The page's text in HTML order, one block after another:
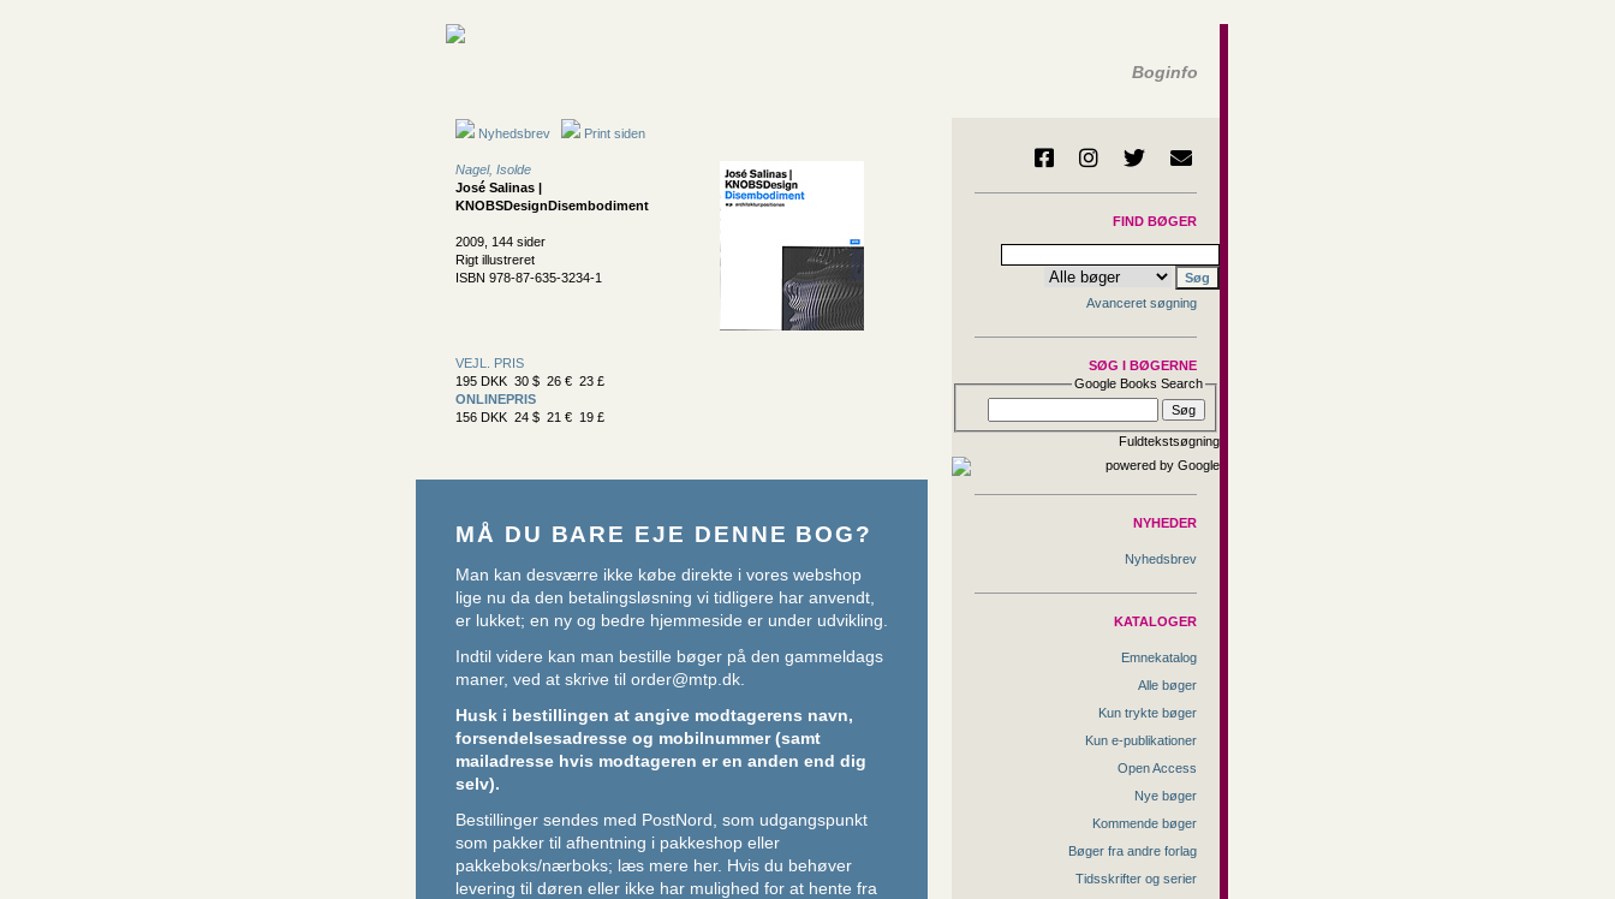
Boginfo
Nyhedsbrev Print siden
Nagel, Isolde
José Salinas |
KNOBSDesignDisembodiment
2009, 144 sider
Rigt illustreret
ISBN 978-87-635-3234-1
VEJL. PRIS
195 DKK 30 $ 26 € 23 £
ONLINEPRIS
156 DKK 24 $ 21 € 19 £
MÅ DU BARE EJE DENNE BOG?
Man kan desværre ikke købe direkte i vores webshop
lige nu da den betalingsløsning vi tidligere har anvendt,
er lukket; en ny og bedre hjemmeside er under udvikling.
Indtil videre kan man bestille bøger på den gammeldags
maner, ved at skrive til order@mtp.dk.
Husk i bestillingen at angive modtagerens navn,
forsendelsesadresse og mobilnummer (samt
mailadresse hvis modtageren er en anden end dig
selv).
Bestillinger sendes med PostNord, som udgangspunkt
som pakker til afhentning i pakkeshop eller
pakkeboks/nærboks; læs mere her. Hvis du behøver
levering til døren eller ikke har mulighed for at hente fra
FIND BØGER
Avanceret søgning
SØG I BØGERNE
Google Books Search
Fuldtekstsøgning
NYHEDER
Nyhedsbrev
KATALOGER
Emnekatalog
Alle bøger
Kun trykte bøger
Kun e-publikationer
Open Access
Nye bøger
Kommende bøger
Bøger fra andre forlag
Tidsskrifter og serier